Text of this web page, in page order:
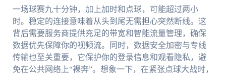
一场球赛九十分钟，加上加时和点球，可能超过两小
时。稳定的连接意味着从头到尾无需担心突然断线。这
背后需要服务商提供充足的带宽和智能流量管理，确保
数据优先保障你的视频流。同时，数据安全加密与专线
传输也至关重要，它保护你的登录信息和观看隐私，避
免在公共网络上“裸奔”。想象一下，在紧张点球大战时，